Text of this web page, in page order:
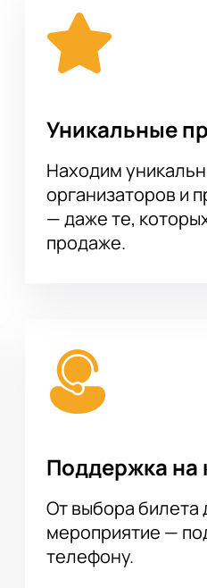
Черняков, Андрей
«Сочи +» можно на
потом узнавать, что можно
Просто составляем
систему.
Уникальные
Находим
организаторов и
— даже те,
продаже.
Поддержка на
От выбора билета
мероприятие —
телефону.